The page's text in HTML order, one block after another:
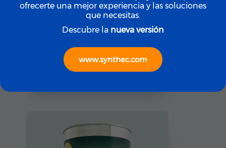
ROYCO LGF (Yellow)
ofrecerte una mejor experiencia y las soluciones
que necesitas.
Descubre la nueva versión
www.synthec.com